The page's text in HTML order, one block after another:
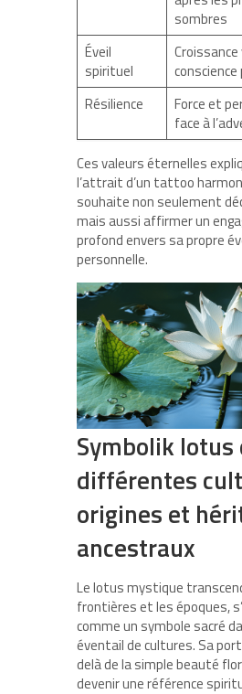
sombres
Éveil
spirituel
Résilience
Force et
face à
Ces valeurs éternelles
l’attrait d’un tattoo
souhaite non seulement
mais aussi affirmer un
profond envers sa propre
personnelle.
Symbolik lotus
différentes
origines et
ancestraux
Le lotus mystique
frontières et les époques,
comme un symbole sacré
éventail de cultures. Sa
delà de la simple beauté
devenir une référence